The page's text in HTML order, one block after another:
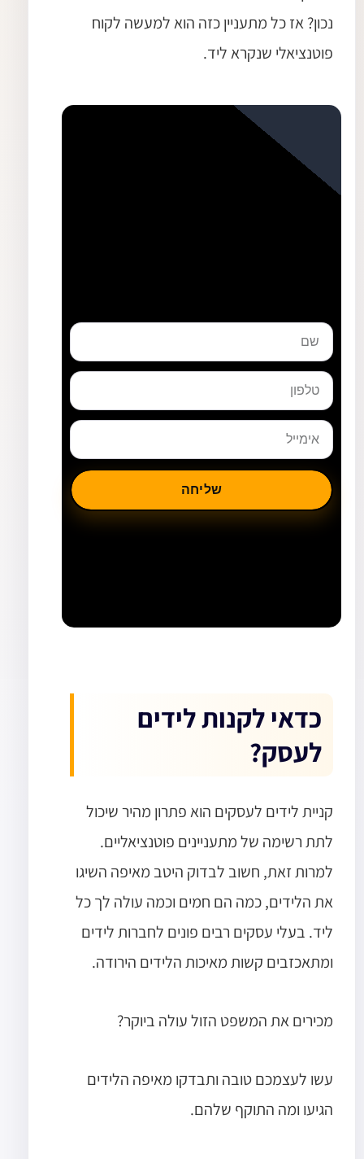
נכון? אז כל מתעניין כזה הוא למעשה לקוח
פוטנציאלי שנקרא ליד.
שם
טלפון
אימייל
שליחה
כדאי לקנות לידים
לעסק?
קניית לידים לעסקים הוא פתרון מהיר שיכול
לתת רשימה של מתעניינים פוטנציאליים.
למרות זאת, חשוב לבדוק היטב מאיפה השיגו
את הלידים, כמה הם חמים וכמה עולה לך כל
ליד. בעלי עסקים רבים פונים לחברות לידים
ומתאכזבים קשות מאיכות הלידים הירודה.
מכירים את המשפט הזול עולה ביוקר?
עשו לעצמכםטובה ותבדקו מאיפה הלידים
הגיעו ומה התוקף שלהם.